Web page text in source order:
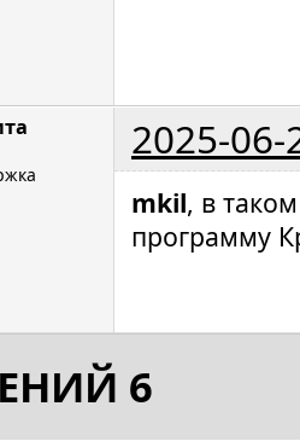
2025-06-
mkil, в
программу
6